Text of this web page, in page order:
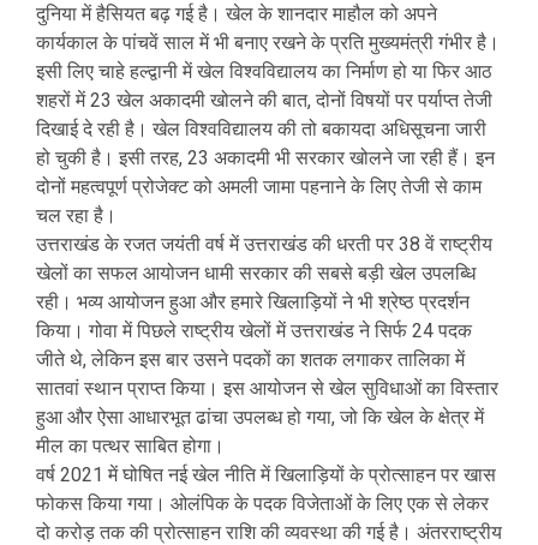
दुनिया में हैसियत बढ़ गई है। खेल के शानदार माहौल को अपने
कार्यकाल के पांचवें साल में भी बनाए रखने के प्रति मुख्यमंत्री गंभीर है।
इसी लिए चाहे हल्द्वानी में खेल विश्वविद्यालय का निर्माण हो या फिर आठ
शहरों में 23 खेल अकादमी खोलने की बात, दोनों विषयों पर पर्याप्त तेजी
दिखाई दे रही है। खेल विश्वविद्यालय की तो बकायदा अधिसूचना जारी
हो चुकी है। इसी तरह, 23 अकादमी भी सरकार खोलने जा रही हैं। इन
दोनों महत्वपूर्ण प्रोजेक्ट को अमली जामा पहनाने के लिए तेजी से काम
चल रहा है।
उत्तराखंड के रजत जयंती वर्ष में उत्तराखंड की धरती पर 38 वें राष्ट्रीय
खेलों का सफल आयोजन धामी सरकार की सबसे बड़ी खेल उपलब्धि
रही। भव्य आयोजन हुआ और हमारे खिलाड़ियों ने भी श्रेष्ठ प्रदर्शन
किया। गोवा में पिछले राष्ट्रीय खेलों में उत्तराखंड ने सिर्फ 24 पदक
जीते थे, लेकिन इस बार उसने पदकों का शतक लगाकर तालिका में
सातवां स्थान प्राप्त किया। इस आयोजन से खेल सुविधाओं का विस्तार
हुआ और ऐसा आधारभूत ढांचा उपलब्ध हो गया, जो कि खेल के क्षेत्र में
मील का पत्थर साबित होगा।
वर्ष 2021 में घोषित नई खेल नीति में खिलाड़ियों के प्रोत्साहन पर खास
फोकस किया गया। ओलंपिक के पदक विजेताओं के लिए एक से लेकर
दो करोड़ तक की प्रोत्साहन राशि की व्यवस्था की गई है। अंतरराष्ट्रीय